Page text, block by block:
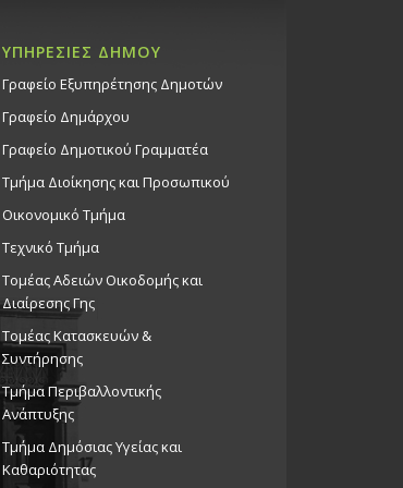
ΥΠΗΡΕΣΙΕΣ ΔΗΜΟΥ
Γραφείο Εξυπηρέτησης Δημοτών
Γραφείο Δημάρχου
Γραφείο Δημοτικού Γραμματέα
Τμήμα Διοίκησης και Προσωπικού
Οικονομικό Τμήμα
Τεχνικό Τμήμα
Τομέας Αδειών Οικοδομής και
Διαίρεσης Γης
Τομέας Κατασκευών &
Συντήρησης
Τμήμα Περιβαλλοντικής
Ανάπτυξης
Tμήμα Δημόσιας Υγείας και
Καθαριότητας